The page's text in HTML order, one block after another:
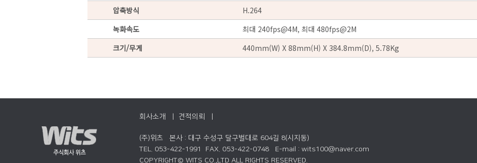
압축방식
H.264
녹화속도
최대 240fps@4M, 최대 480fps@2M
크기/무게
440mm(W) X 88mm(H) X 384.8mm(D), 5.78Kg
회사소개 | 견적의뢰 |
(주)위츠 본사 : 대구 수성구 달구벌대로 604길 8(시지동)
TEL. 053-422-1991 FAX. 053-422-0748 E-mail : wits100@naver.com
COPYRIGHT© WITS CO.,LTD ALL RIGHTS RESERVED.